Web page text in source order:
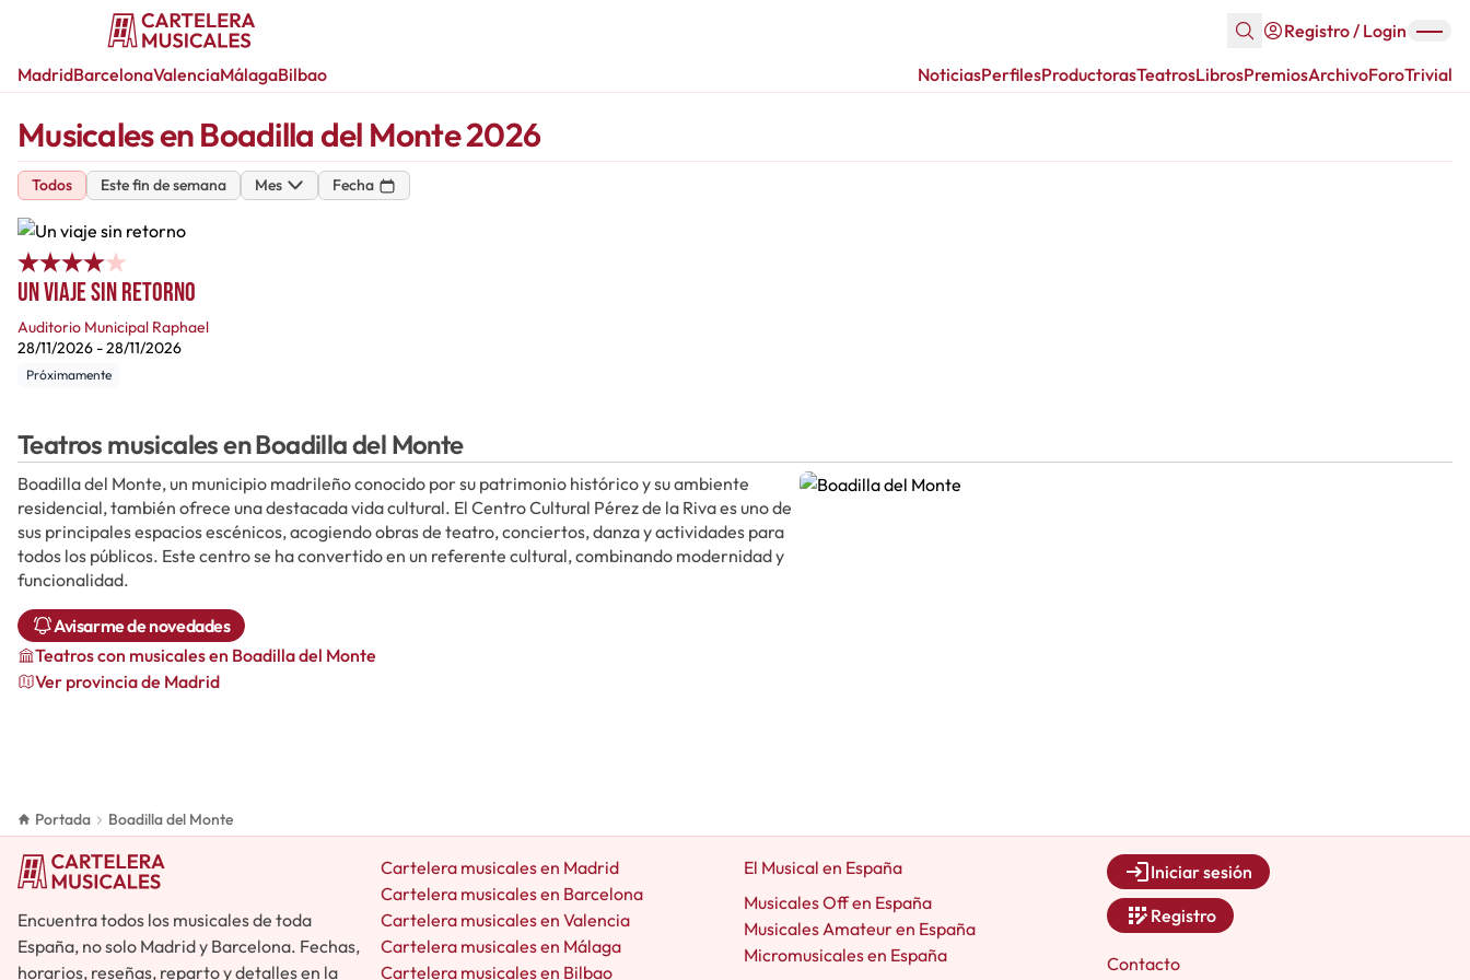
Registro / Login
MadridBarcelonaValenciaMálagaBilbao NoticiasPerfilesProductorasTeatrosLibrosPremiosArchivoForoTrivial
Musicales en Boadilla del Monte 2026
Todos Este fin de semana Mes Fecha
Un viaje sin retorno
Auditorio Municipal Raphael
28/11/2026 -28/11/2026
Próximamente
Teatros musicales en Boadilla del Monte
Boadilla del Monte, un municipio madrileño conocido por su patrimonio histórico y su ambiente
residencial, también ofrece una destacada vida cultural. El Centro Cultural Pérez de la Riva es uno de
sus principales espacios escénicos, acogiendo obras de teatro, conciertos, danza y actividades para
todos los públicos. Este centro se ha convertido en un referente cultural, combinando modernidad y
funcionalidad.
Avisarme de novedades
Teatroscon musicalesen Boadilla del Monte
Ver provincia de Madrid
Portada Boadilla del Monte
Encuentra todos los musicales de toda
España, no solo Madrid y Barcelona. Fechas,
horarios, reseñas, reparto y detalles en la
Cartelera musicales en Madrid
Cartelera musicales en Barcelona
Cartelera musicales en Valencia
Cartelera musicales en Málaga
Cartelera musicales en Bilbao
El Musical en España
Musicales Off en España
Musicales Amateur en España
Micromusicales en España
Iniciar sesión
Registro
Contacto